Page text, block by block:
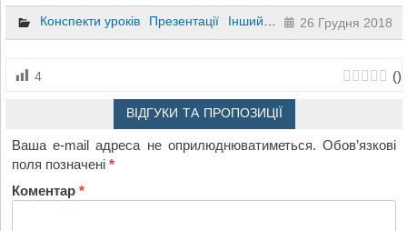
Конспекти уроків Презентації Інший 3 клас26 Грудня 2018
4 ()
ВІДГУКИ ТА ПРОПОЗИЦІЇ
Ваша e-mail адреса не оприлюднюватиметься. Обов’язкові
поля позначені*
Коментар*